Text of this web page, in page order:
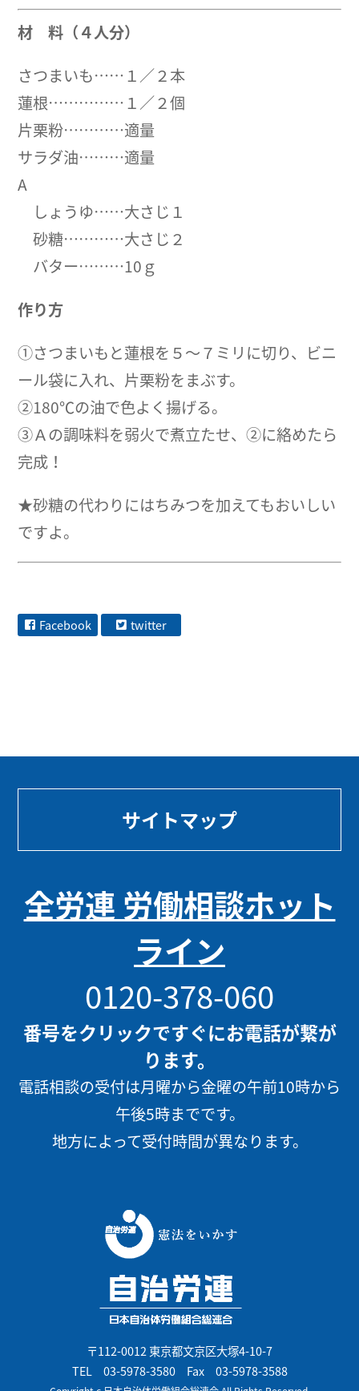
材 料（４人分）
さつまいも……１／２本
蓮根……………１／２個
片栗粉…………適量
サラダ油………適量
A
しょうゆ……大さじ１
砂糖…………大さじ２
バター………10ｇ
作り方
①さつまいもと蓮根を５～７ミリに切り、ビニ
ール袋に入れ、片栗粉をまぶす。
②180℃の油で色よく揚げる。
③Ａの調味料を弱火で煮立たせ、②に絡めたら
完成！
★砂糖の代わりにはちみつを加えてもおいしい
ですよ。
Facebook twitter
サイトマップ
全労連 労働相談ホット
ライン
0120-378-060
番号をクリックですぐにお電話が繋が
ります。
電話相談の受付は月曜から金曜の午前10時から
午後5時までです。
地方によって受付時間が異なります。
〒112-0012 東京都文京区大塚4-10-7
TEL 03-5978-3580Fax 03-5978-3588